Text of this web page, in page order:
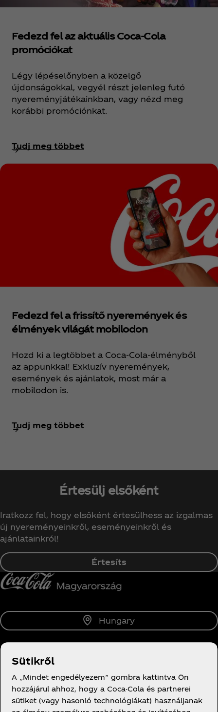
Fedezd fel az aktuális Coca‑Cola
promóciókat
Légy lépéselőnyben a közelgő
újdonságokkal, vegyél részt jelenleg futó
nyereményjátékainkban, vagy nézd meg
korábbi promóciónkat.
Tudj meg többet
Fedezd fel a frissítő nyeremények és
élmények világát mobilodon
Hozd ki a legtöbbet a Coca‑Cola‑élményből
az appunkkal! Exkluzív nyeremények,
események és ajánlatok, most már a
mobilodon is.
Tudj meg többet
Értesülj elsőként
Iratkozz fel, hogy elsőként értesülhess az izgalmas
új nyereményeinkről, eseményeinkről és
ajánlatainkról!
Értesíts
Hungary
Sütikről
A „Mindet engedélyezem” gombra kattintva Ön
hozzájárul ahhoz, hogy a Coca-Cola és partnerei
sütiket (vagy hasonló technológiákat) használjanak